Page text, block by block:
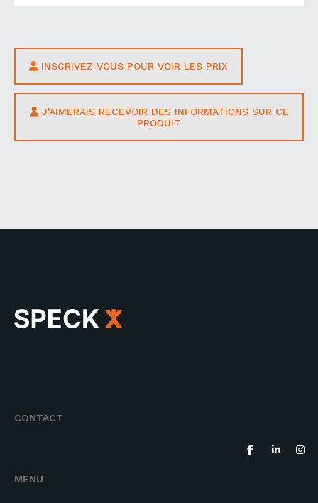
INSCRIVEZ-VOUS POUR VOIR LES PRIX
J'AIMERAIS RECEVOIR DES INFORMATIONS SUR CE
PRODUIT
CONTACT
MENU